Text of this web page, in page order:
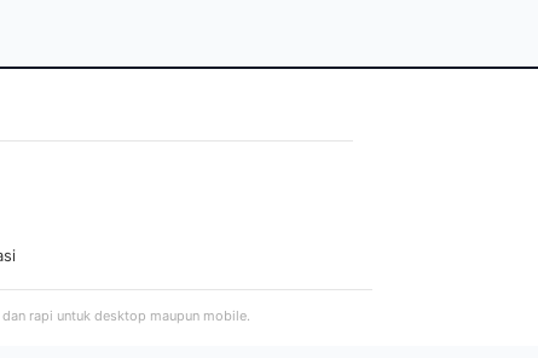
rapi untuk desktop maupun mobile.